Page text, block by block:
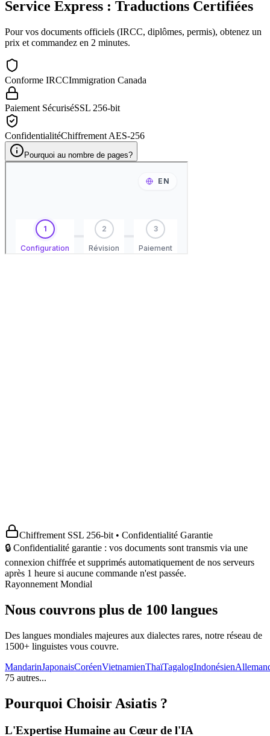
Service Express : Traductions Certifiées
Pour vos documents officiels (IRCC, diplômes, permis), obtenez un
prix et commandez en 2 minutes.
Conforme IRCCImmigration Canada
Paiement SécuriséSSL 256-bit
ConfidentialitéChiffrement AES-256
Pourquoi au nombre de pages?
Chiffrement SSL 256-bit • Confidentialité Garantie
🔒 Confidentialité garantie : vos documents sont transmis via une
connexion chiffrée et supprimés automatiquement de nos serveurs
après 1 heure si aucune commande n'est passée.
Rayonnement Mondial
Nous couvrons plus de 100 langues
Des langues mondiales majeures aux dialectes rares, notre réseau de
1500+ linguistes vous couvre.
MandarinJaponaisCoréenVietnamienThaïTagalogIndonésien
75 autres...
Pourquoi Choisir Asiatis ?
L'Expertise Humaine au Cœur de l'IA